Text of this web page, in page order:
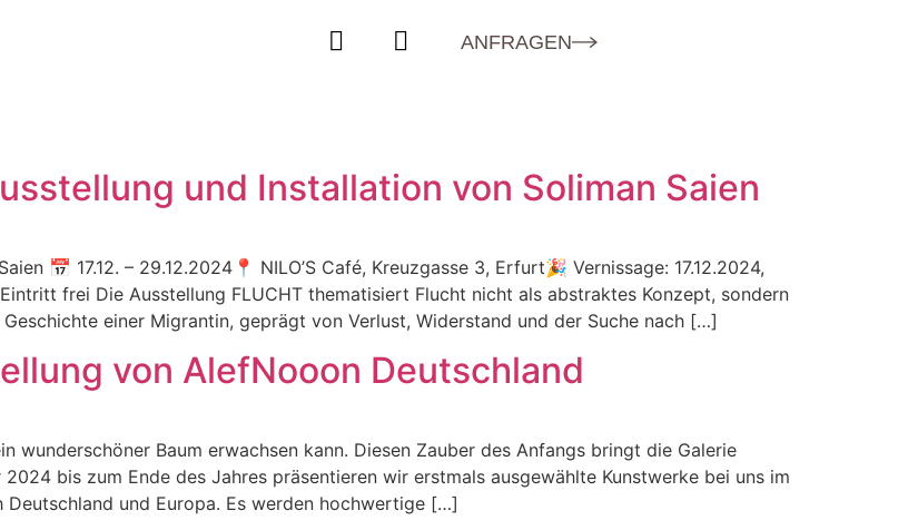
ANFRAGEN
und Installation von Soliman Saien
📅 17.12. – 29.12.2024📍 NILO’S Café, Kreuzgasse 3, Erfurt🎉 Vernissage: 17.12.2024,
frei Die Ausstellung FLUCHT thematisiert Flucht nicht als abstraktes Konzept, sondern
einer Migrantin, geprägt von Verlust, Widerstand und der Suche nach […]
von AlefNooon Deutschland
wunderschöner Baum erwachsen kann. Diesen Zauber des Anfangs bringt die Galerie
bis zum Ende des Jahres präsentieren wir erstmals ausgewählte Kunstwerke bei uns im
und Europa. Es werden hochwertige […]